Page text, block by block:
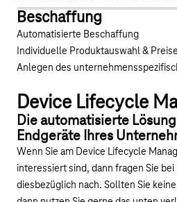
Beschaffung
Automatisierte Beschaffung
Individuelle Produktauswahl & Preise
Anlegen des
Device Lifecycle
Die automatisierte
Endgeräte Ihres
Wenn Sie am Device Lifecycle
interessiert sind, dann fragen Sie
diesbezüglich nach. Sollten Sie